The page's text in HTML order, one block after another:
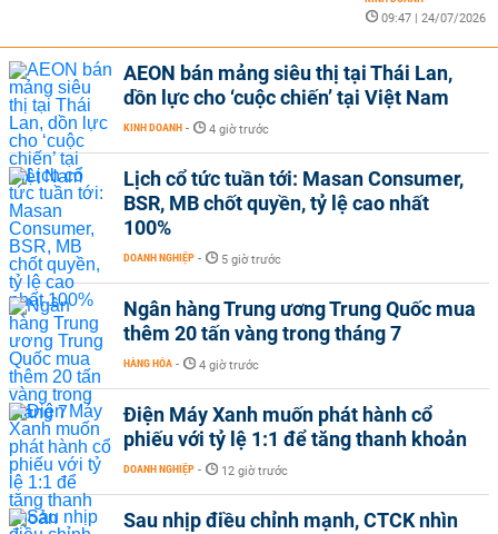
09:47 | 24/07/2026
AEON bán mảng siêu thị tại Thái Lan,
dồn lực cho ‘cuộc chiến’ tại Việt Nam
KINH DOANH - 4 giờ trước
Lịch cổ tức tuần tới: Masan Consumer,
BSR, MB chốt quyền, tỷ lệ cao nhất
100%
DOANH NGHIỆP - 5 giờ trước
Ngân hàng Trung ương Trung Quốc mua
thêm 20 tấn vàng trong tháng 7
HÀNG HÓA - 4 giờ trước
Điện Máy Xanh muốn phát hành cổ
phiếu với tỷ lệ 1:1 để tăng thanh khoản
DOANH NGHIỆP - 12 giờ trước
Sau nhịp điều chỉnh mạnh, CTCK nhìn